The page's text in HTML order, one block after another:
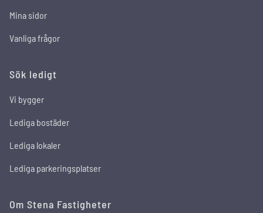
Mina sidor
Vanliga frågor
Sök ledigt
Vi bygger
Lediga bostäder
Lediga lokaler
Lediga parkeringsplatser
Om Stena Fastigheter